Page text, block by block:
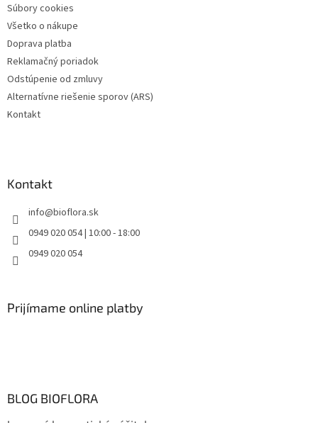
Súbory cookies
Všetko o nákupe
Doprava platba
Reklamačný poriadok
Odstúpenie od zmluvy
Alternatívne riešenie sporov (ARS)
Kontakt
Kontakt
info@bioflora.sk
0949 020 054 | 10:00 - 18:00
0949 020 054
Prijímame online platby
BLOG BIOFLORA